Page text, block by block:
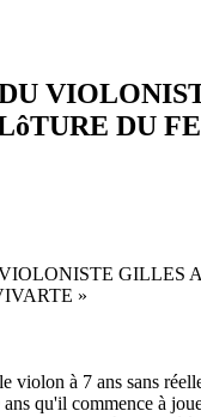
DU
violon à 7 ans sans
qu'il commence à